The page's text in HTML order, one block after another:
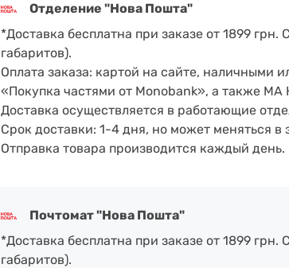
Отделение "Нова Пошта"
*Доставка бесплатна при заказе от 1899
габаритов).
Оплата заказа: картой на сайте, наличными
«Покупка частями от Monobank», а также МА
Доставка осуществляется в работающие
Срок доставки: 1-4 дня, но может меняться в
Отправка товара производится каждый день.
Почтомат "Нова Пошта"
*Доставка бесплатна при заказе от 1899
габаритов).